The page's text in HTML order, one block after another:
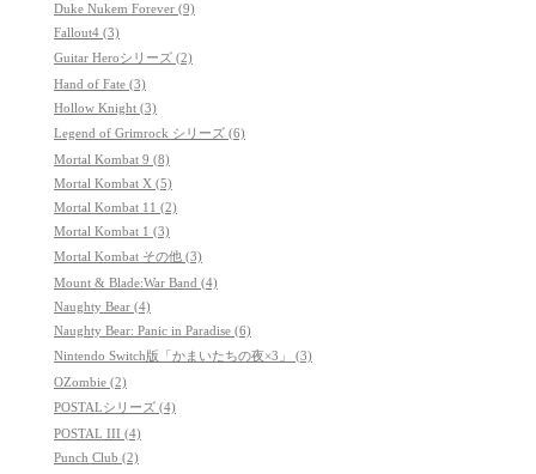
Duke Nukem Forever (9)
Fallout4 (3)
Guitar Heroシリーズ (2)
Hand of Fate (3)
Hollow Knight (3)
Legend of Grimrock シリーズ (6)
Mortal Kombat 9 (8)
Mortal Kombat X (5)
Mortal Kombat 11 (2)
Mortal Kombat 1 (3)
Mortal Kombat その他 (3)
Mount & Blade:War Band (4)
Naughty Bear (4)
Naughty Bear: Panic in Paradise (6)
Nintendo Switch版「かまいたちの夜×3」 (3)
OZombie (2)
POSTALシリーズ (4)
POSTAL III (4)
Punch Club (2)